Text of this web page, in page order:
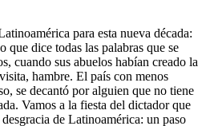
para esta nueva década:
dice todas las palabras que se
cuando sus abuelos habían creado la
hambre. El país con menos
se decantó por alguien que no tiene
Vamos a la fiesta del dictador que
de Latinoamérica: un paso